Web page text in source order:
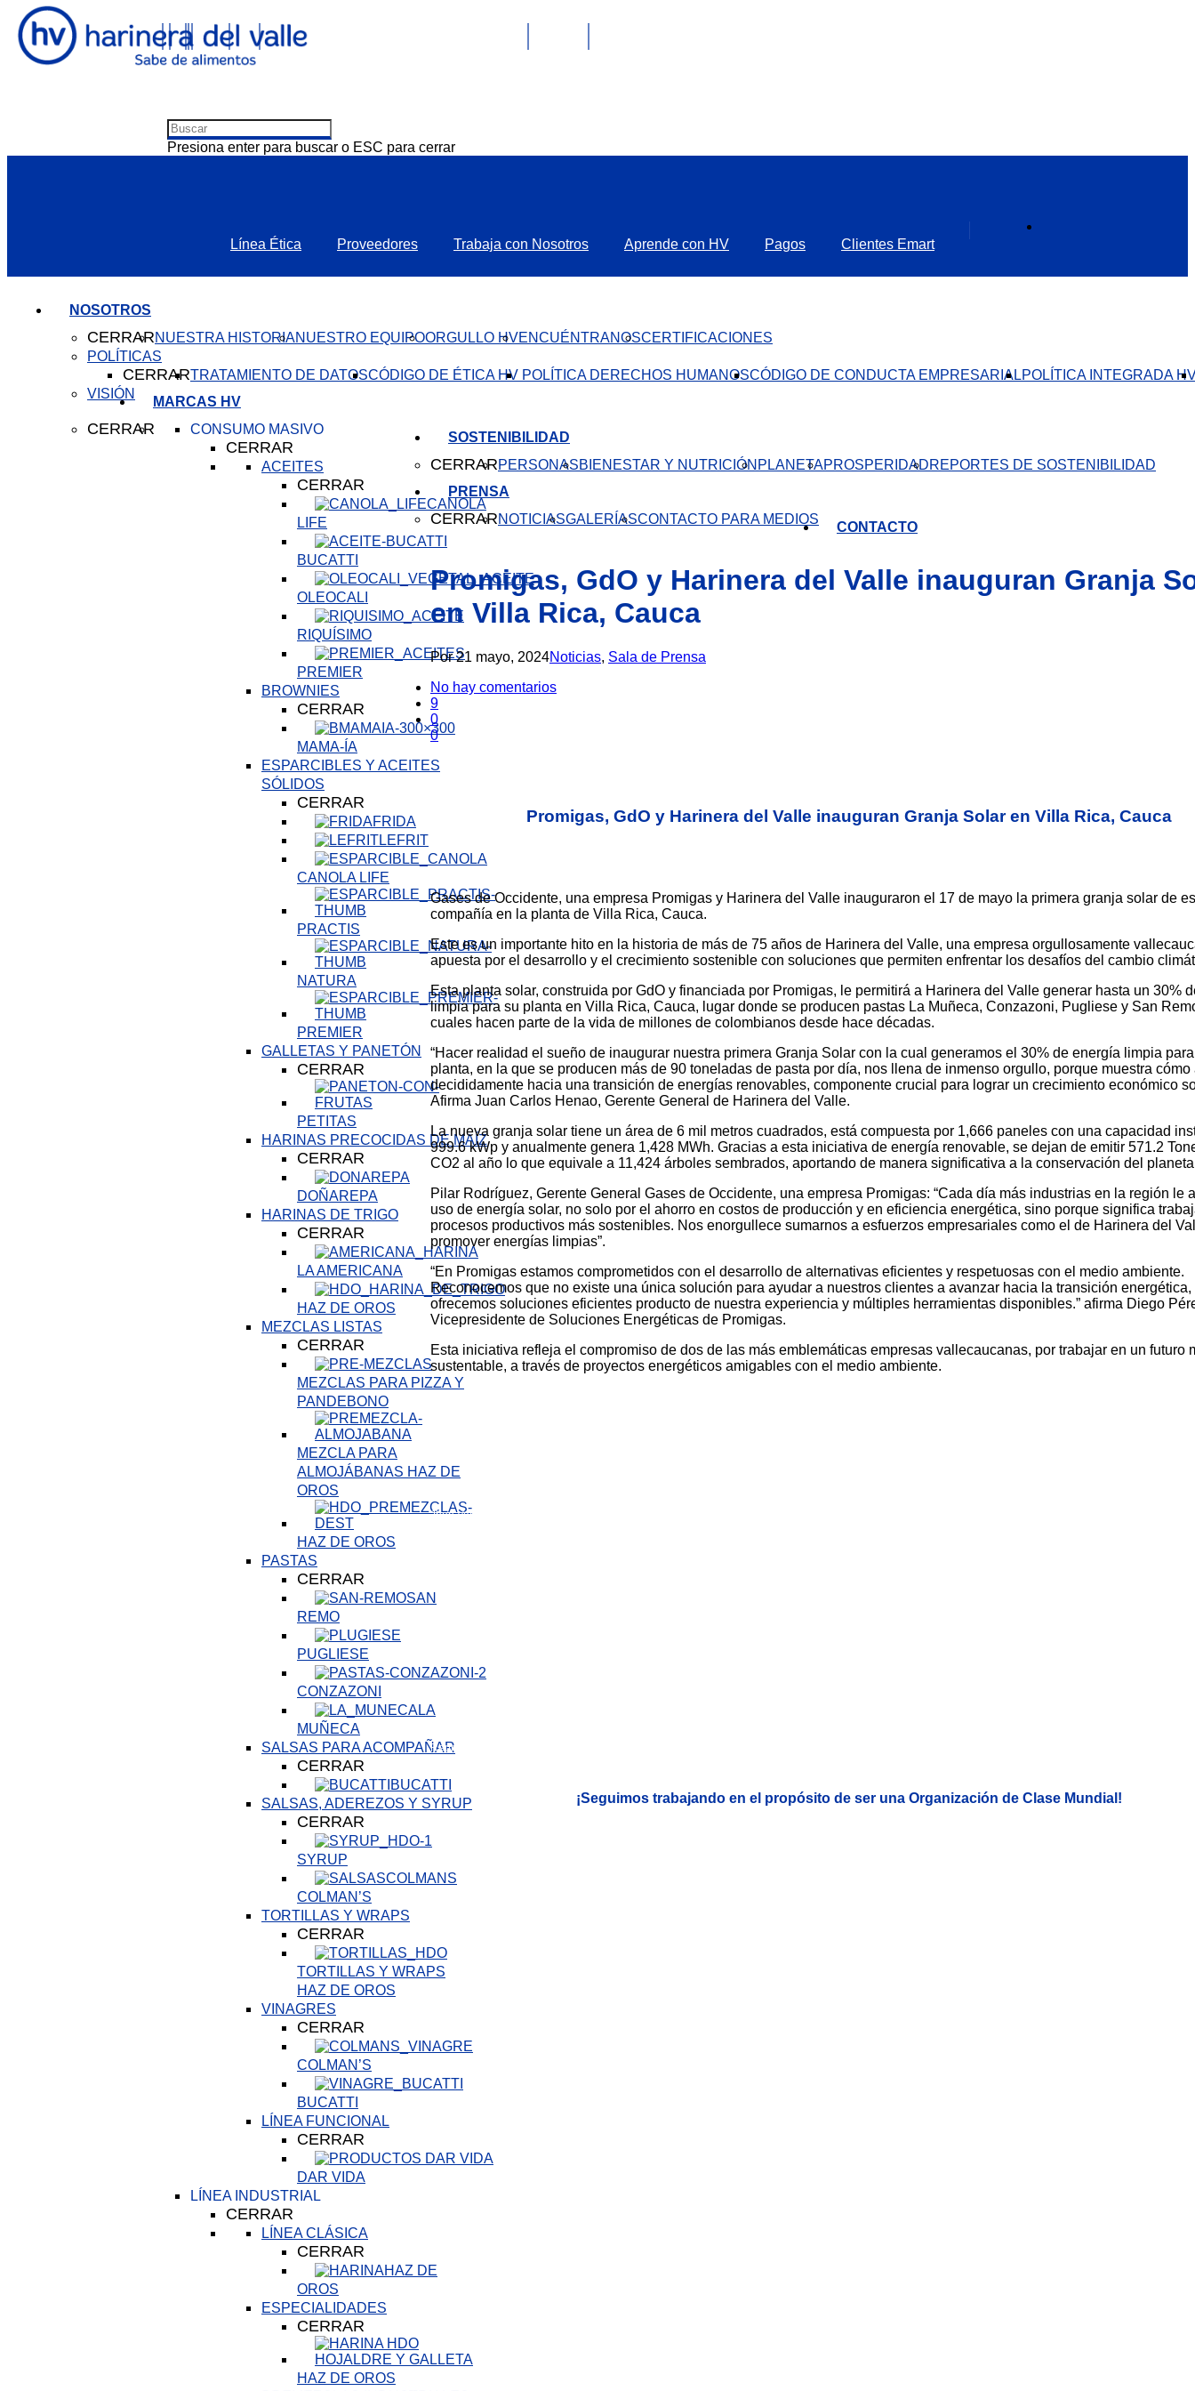
Presiona enter para buscar o ESC para cerrar
Línea Ética Proveedores Trabaja con Nosotros Aprende con HV Pagos Clientes Emart
NOSOTROS
CERRARNUESTRA HISTORIANUESTRO EQUIPOORGULLO HVENCUÉNTRANOSCERTIFICACIONES
POLÍTICAS
CERRARTRATAMIENTO DE DATOSCÓDIGO DE ÉTICA HV ​ POLÍTICA DERECHOS HUMANOSCÓDIGO DE CONDUCTA EMPRESARIAL​POLÍTICA INTEGRADA
VISIÓN
MARCAS HV
CERRAR CONSUMO MASIVO
CERRAR
ACEITES
CERRAR
CANOLA
LIFE
BUCATTI
OLEOCALI
RIQUÍSIMO
PREMIER
BROWNIES
CERRAR
MAMA-ÍA
ESPARCIBLES Y ACEITES
SÓLIDOS
CERRAR
FRIDA
LEFRIT
CANOLA LIFE
PRACTIS
NATURA
PREMIER
GALLETAS Y PANETÓN
CERRAR
PETITAS
HARINAS PRECOCIDAS DE MAÍZ
CERRAR
DOÑAREPA
HARINAS DE TRIGO
CERRAR
LA AMERICANA
HAZ DE OROS
MEZCLAS LISTAS
CERRAR
MEZCLAS PARA PIZZA Y
PANDEBONO
MEZCLA PARA
ALMOJÁBANAS HAZ DE
OROS
HAZ DE OROS
PASTAS
CERRAR
SAN
REMO
PUGLIESE
CONZAZONI
LA
MUÑECA
SALSAS PARA ACOMPAÑAR
CERRAR
BUCATTI
SALSAS, ADEREZOS Y SYRUP
CERRAR
SYRUP
COLMAN’S
TORTILLAS Y WRAPS
CERRAR
TORTILLAS Y WRAPS
HAZ DE OROS
VINAGRES
CERRAR
COLMAN’S
BUCATTI
LÍNEA FUNCIONAL
CERRAR
DAR VIDA
LÍNEA INDUSTRIAL
CERRAR
LÍNEA CLÁSICA
CERRAR
HAZ DE
OROS
ESPECIALIDADES
CERRAR
HAZ DE OROS
SOSTENIBILIDAD
CERRARPERSONASBIENESTAR Y NUTRICIÓN PLANETAPROSPERIDADREPORTES DE SOSTENIBILIDAD
PRENSA
CERRARNOTICIASGALERÍASCONTACTO PARA MEDIOS
CONTACTO
Promigas, GdO y Harinera del Valle inauguran Granja
en Villa Rica, Cauca
Por21 mayo, 2024Noticias, Sala de Prensa
No hay comentarios
9
0
0
Promigas, GdO y Harinera del Valle inauguran Granja Solar en Villa Rica, Cauca
Gases de Occidente, una empresa Promigas y Harinera del Valle inauguraron el 17 de mayo la primera granja solar de
compañía en la planta de Villa Rica, Cauca.
Este es un importante hito en la historia de más de 75 años de Harinera del Valle, una empresa orgullosamente
apuesta por el desarrollo y el crecimiento sostenible con soluciones que permiten enfrentar los desafíos del cambio
Esta planta solar, construida por GdO y financiada por Promigas, le permitirá a Harinera del Valle generar hasta un 30%
limpia para su planta en Villa Rica, Cauca, lugar donde se producen pastas La Muñeca, Conzazoni, Pugliese y San
cuales hacen parte de la vida de millones de colombianos desde hace décadas.
“Hacer realidad el sueño de inaugurar nuestra primera Granja Solar con la cual generamos el 30% de energía limpia
planta, en la que se producen más de 90 toneladas de pasta por día, nos llena de inmenso orgullo, porque muestra cómo
decididamente hacia una transición de energías renovables, componente crucial para lograr un crecimiento económico
Afirma Juan Carlos Henao, Gerente General de Harinera del Valle.
La nueva granja solar tiene un área de 6 mil metros cuadrados, está compuesta por 1,666 paneles con una capacidad
999.6 kWp y anualmente genera 1,428 MWh. Gracias a esta iniciativa de energía renovable, se dejan de emitir 571.2
CO2 al año lo que equivale a 11,424 árboles sembrados, aportando de manera significativa a la conservación del
Pilar Rodríguez, Gerente General Gases de Occidente, una empresa Promigas: “Cada día más industrias en la región le
uso de energía solar, no solo por el ahorro en costos de producción y en eficiencia energética, sino porque significa
procesos productivos más sostenibles. Nos enorgullece sumarnos a esfuerzos empresariales como el de Harinera del
promover energías limpias”.
“En Promigas estamos comprometidos con el desarrollo de alternativas eficientes y respetuosas con el medio ambiente.
Reconocemos que no existe una única solución para ayudar a nuestros clientes a avanzar hacia la transición energética,
ofrecemos soluciones eficientes producto de nuestra experiencia y múltiples herramientas disponibles.” afirma Diego
Vicepresidente de Soluciones Energéticas de Promigas.
Esta iniciativa refleja el compromiso de dos de las más emblemáticas empresas vallecaucanas, por trabajar en un futuro
sustentable, a través de proyectos energéticos amigables con el medio ambiente.
Jhon Vargas, Gerente Comercial de GdO, Pilar Rodríguez, Gerente General GdO, Juan Carlos Henao, Gerente General HV, Juan Felipe Reina, Gerente
Representantes del Gobierno Municipal de Villa Rica, Amarildo Correa, Director de la CRC, colaboradores de HV, alcaldesa del municipio y Danny Luz
¡Seguimos trabajando en el propósito de ser una Organización de Clase Mundial!